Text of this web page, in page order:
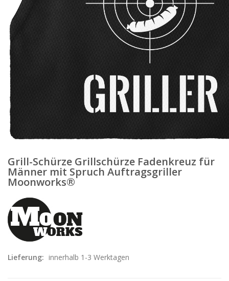
Grill-Schürze Grillschürze Fadenkreuz für
Männer mit Spruch Auftragsgriller
Moonworks®
Lieferung: innerhalb 1-3 Werktagen